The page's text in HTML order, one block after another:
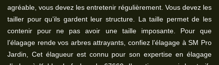
agréable, vous devez les entretenir régulièrement. Vous devez les
tailler pour qu’ils gardent leur structure. La taille permet de les
contenir pour ne pas avoir une taille imposante. Pour que
l’élagage rende vos arbres attrayants, confiez l’élagage à SM Pro
Jardin, Cet élagueur est connu pour son expertise en élagage